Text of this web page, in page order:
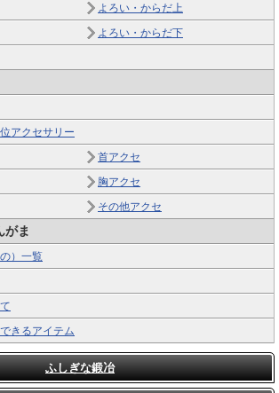
よろい・からだ上
よろい・からだ下
アクセサリー
首アクセ
胸アクセ
その他アクセ
がま
）一覧
きるアイテム
ふしぎな鍛冶